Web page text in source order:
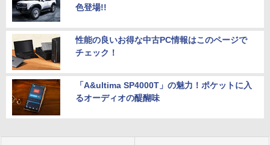
色登場!!
性能の良いお得な中古PC情報はこのページで
チェック！
「A&ultima SP4000T」の魅力！ポケットに入
るオーディオの醍醐味